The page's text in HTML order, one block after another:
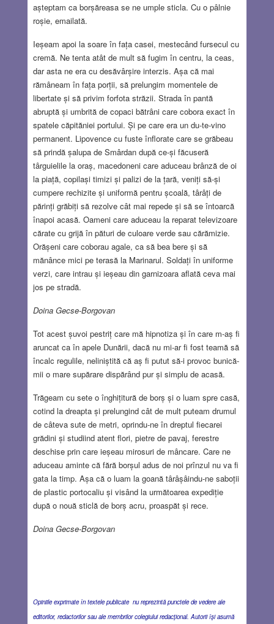
așteptam ca borșăreasa se ne umple sticla. Cu o pâlnie
roșie, emailată.
Ieșeam apoi la soare în fața casei, mestecând fursecul cu
cremă. Ne tenta atât de mult să fugim în centru, la ceas,
dar asta ne era cu desăvârșire interzis. Așa că mai
rămâneam în fața porții, să prelungim momentele de
libertate și să privim forfota străzii. Strada în pantă
abruptă și umbrită de copaci bătrâni care cobora exact în
spatele căpităniei portului. Și pe care era un du-te-vino
permanent. Lipovence cu fuste înflorate care se grăbeau
să prindă șalupa de Smârdan după ce-și făcuseră
târguielile la oraș, macedoneni care aduceau brânză de oi
la piață, copilași timizi și palizi de la țară, veniți să-și
cumpere rechizite și uniformă pentru școală, târâți de
părinți grăbiți să rezolve cât mai repede și să se întoarcă
înapoi acasă. Oameni care aduceau la reparat televizoare
cărate cu grijă în pături de culoare verde sau cărămizie.
Orășeni care coborau agale, ca să bea bere și să
mănânce mici pe terasă la Marinarul. Soldați în uniforme
verzi, care intrau și ieșeau din garnizoara aflată ceva mai
jos pe stradă.
Doina Gecse-Borgovan
Tot acest șuvoi pestriț care mă hipnotiza și în care m-aș fi
aruncat ca în apele Dunării, dacă nu mi-ar fi fost teamă să
încalc regulile, neliniștită că aș fi putut să-i provoc bunică-
mii o mare supărare dispărând pur și simplu de acasă.
Trăgeam cu sete o înghițitură de borș și o luam spre casă,
cotind la dreapta și prelungind cât de mult puteam drumul
de câteva sute de metri, oprindu-ne în dreptul fiecarei
grădini și studiind atent flori, pietre de pavaj, ferestre
deschise prin care ieșeau mirosuri de mâncare. Care ne
aduceau aminte că fără borșul adus de noi prînzul nu va fi
gata la timp. Așa că o luam la goană târâșâindu-ne saboții
de plastic portocaliu și visând la următoarea expediție
după o nouă sticlă de borș acru, proaspăt și rece.
Doina Gecse-Borgovan
Opiniile exprimate în textele publicate nu reprezintă punctele de vedere ale
editorilor, redactorilor sau ale membrilor colegiului redacţional. Autorii îşi asumă